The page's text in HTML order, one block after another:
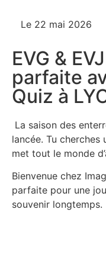
Le 22 mai 2026
EVG &
parfaite
Quiz à
La saison des
lancée. Tu
met tout le monde
Bienvenue chez
parfaite pour une
souvenir longtemps.